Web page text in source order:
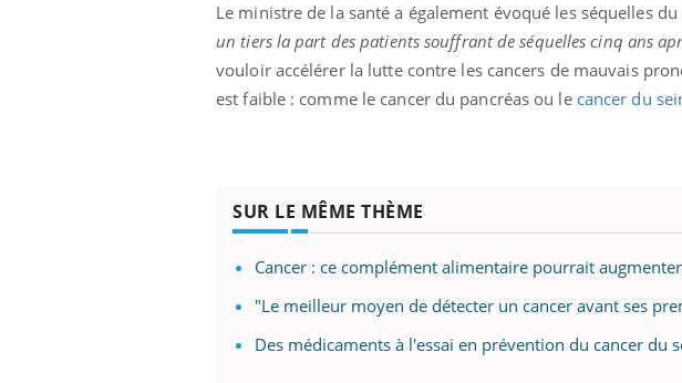
Le ministre de la santé a également évoqué les séquelles du
un tiers la part des patients souffrant de séquelles cinq ans
vouloir accélérer la lutte contre les cancers de mauvais
est faible : comme le cancer du pancréas ou le cancer du
SUR LE MÊME THÈME
Cancer : ce complément alimentaire pourrait
"Le meilleur moyen de détecter un cancer avant ses
Des médicaments à l'essai en prévention du cancer du